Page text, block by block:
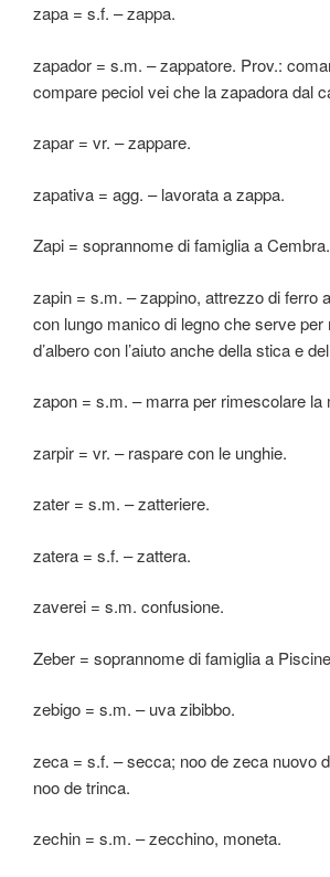
zapa = s.f. – zappa.
zapador = s.m. – zappatore. Prov.:
compare peciol vei che la zapadora dal
zapar = vr. – zappare.
zapativa = agg. – lavorata a zappa.
Zapi = soprannome di famiglia a Cembra.
zapin = s.m. – zappino, attrezzo di ferro
con lungo manico di legno che serve
d’albero con l’aiuto anche della stica e
zapon = s.m. – marra per rimescolare la
zarpir = vr. – raspare con le unghie.
zater = s.m. – zatteriere.
zatera = s.f. – zattera.
zaverei = s.m. confusione.
Zeber = soprannome di famiglia a
zebigo = s.m. – uva zibibbo.
zeca = s.f. – secca; noo de zeca nuovo
noo de trinca.
zechin = s.m. – zecchino, moneta.